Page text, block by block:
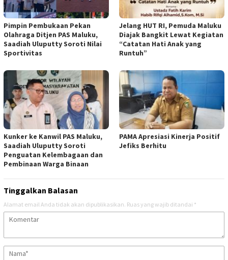
Pimpin Pembukaan Pekan
Olahraga Ditjen PAS Maluku,
Saadiah Uluputty Soroti Nilai
Sportivitas
Jelang HUT RI, Pemuda Maluku
Diajak Bangkit Lewat Kegiatan
“Catatan Hati Anak yang
Runtuh”
Kunker ke Kanwil PAS Maluku,
Saadiah Uluputty Soroti
Penguatan Kelembagaan dan
Pembinaan Warga Binaan
PAMA Apresiasi Kinerja Positif
Jefiks Berhitu
Tinggalkan Balasan
Alamat email Anda tidak akan dipublikasikan. Ruas yang wajib ditandai *